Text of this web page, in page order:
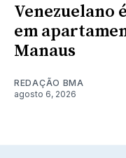
Venezuelano
em
Manaus
REDAÇÃO BMA
agosto 6, 2026